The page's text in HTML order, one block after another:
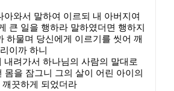
아와서 말하여 이르되 내 아버지여
큰 일을 행하라 말하였더면 행하지
하물며 당신에게 이르기를 씻어 깨
이까 하니
내려가서 하나님의 사람의 말대로
몸을 잠그니 그의 살이 어린 아이의
끗하게 되었더라